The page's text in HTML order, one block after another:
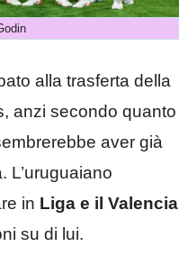
alla trasferta della
anzi secondo quanto
aver già
L’uruguaiano
in Liga e il Valencia
su di lui.